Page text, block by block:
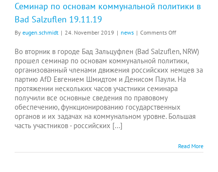
Семинар по основам коммунальной политики в
Bad Salzuflen 19.11.19
By eugen.schmidt | 24. November 2019 | news | Comments Offon
по
основам
коммунальной
политики
Bad
19.11.19
Во вторник в городе Бад Зальцуфлен (Bad Salzuflen, NRW)
прошел семинар по основам коммунальной политики,
организованный членами движения российских немцев за
партию AfD Евгением Шмидтом и Денисом Паули. На
протяжении нескольких часов участники семинара
получили все основные сведения по правовому
обеспечению, функционированию государственных
органов и их задачах на коммунальном уровне. Большая
часть участников - российских [...]
Read More